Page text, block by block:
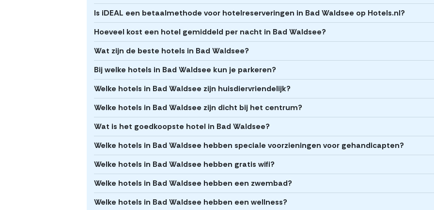
Is iDEAL een betaalmethode voor hotelreserveringen in Bad Waldsee op Hotels.nl?
Hoeveel kost een hotel gemiddeld per nacht in Bad Waldsee?
Wat zijn de beste hotels in Bad Waldsee?
Bij welke hotels in Bad Waldsee kun je parkeren?
Welke hotels in Bad Waldsee zijn huisdiervriendelijk?
Welke hotels in Bad Waldsee zijn dicht bij het centrum?
Wat is het goedkoopste hotel in Bad Waldsee?
Welke hotels in Bad Waldsee hebben speciale voorzieningen voor gehandicapten?
Welke hotels in Bad Waldsee hebben gratis wifi?
Welke hotels in Bad Waldsee hebben een zwembad?
Welke hotels in Bad Waldsee hebben een wellness?